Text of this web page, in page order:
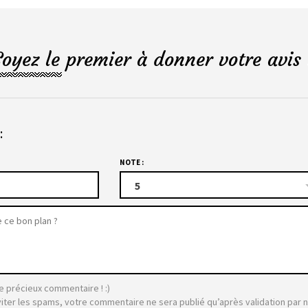
le premier à donner votre
NOTE :
5
précieux commentaire ! :)
les spams, votre commentaire ne sera publié qu’après validation par